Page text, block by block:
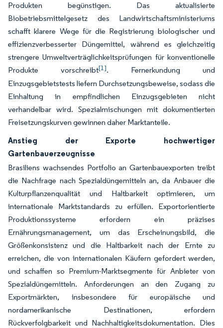
Produkten begünstigen. Das aktualisierte
Biobetriebsmittelgesetz des Landwirtschaftsministeriums
schafft klarere Wege für die Registrierung biologischer und
effizienzverbesserter Düngemittel, während es gleichzeitig
strengere Umweltverträglichkeitsprüfungen für konventionelle
Produkte vorschreibt[1]. Fernerkundung und
Einzugsgebietstests liefern Durchsetzungsbeweise, sodass die
Einhaltung in empfindlichen Einzugsgebieten nicht
verhandelbar wird. Spezialmischungen mit dokumentierten
Freisetzungskurven gewinnen daher Marktanteile.
Anstieg der Exporte hochwertiger
Gartenbauerzeugnisse
Brasiliens wachsendes Portfolio an Gartenbauexporten treibt
die Nachfrage nach Spezialdüngemitteln an, da Anbauer die
Kulturpflanzenqualität und Haltbarkeit optimieren, um
internationale Marktstandards zu erfüllen. Exportorientierte
Produktionssysteme erfordern ein präzises
Ernährungsmanagement, um das Erscheinungsbild, die
Größenkonsistenz und die Haltbarkeit nach der Ernte zu
erreichen, die von internationalen Käufern gefordert werden,
und schaffen so Premium-Marktsegmente für Anbieter von
Spezialdüngemitteln. Anforderungen an den Zugang zu
Exportmärkten, insbesondere für europäische und
nordamerikanische Destinationen, erfordern
Rückverfolgbarkeit und Nachhaltigkeitsdokumentation. Dies